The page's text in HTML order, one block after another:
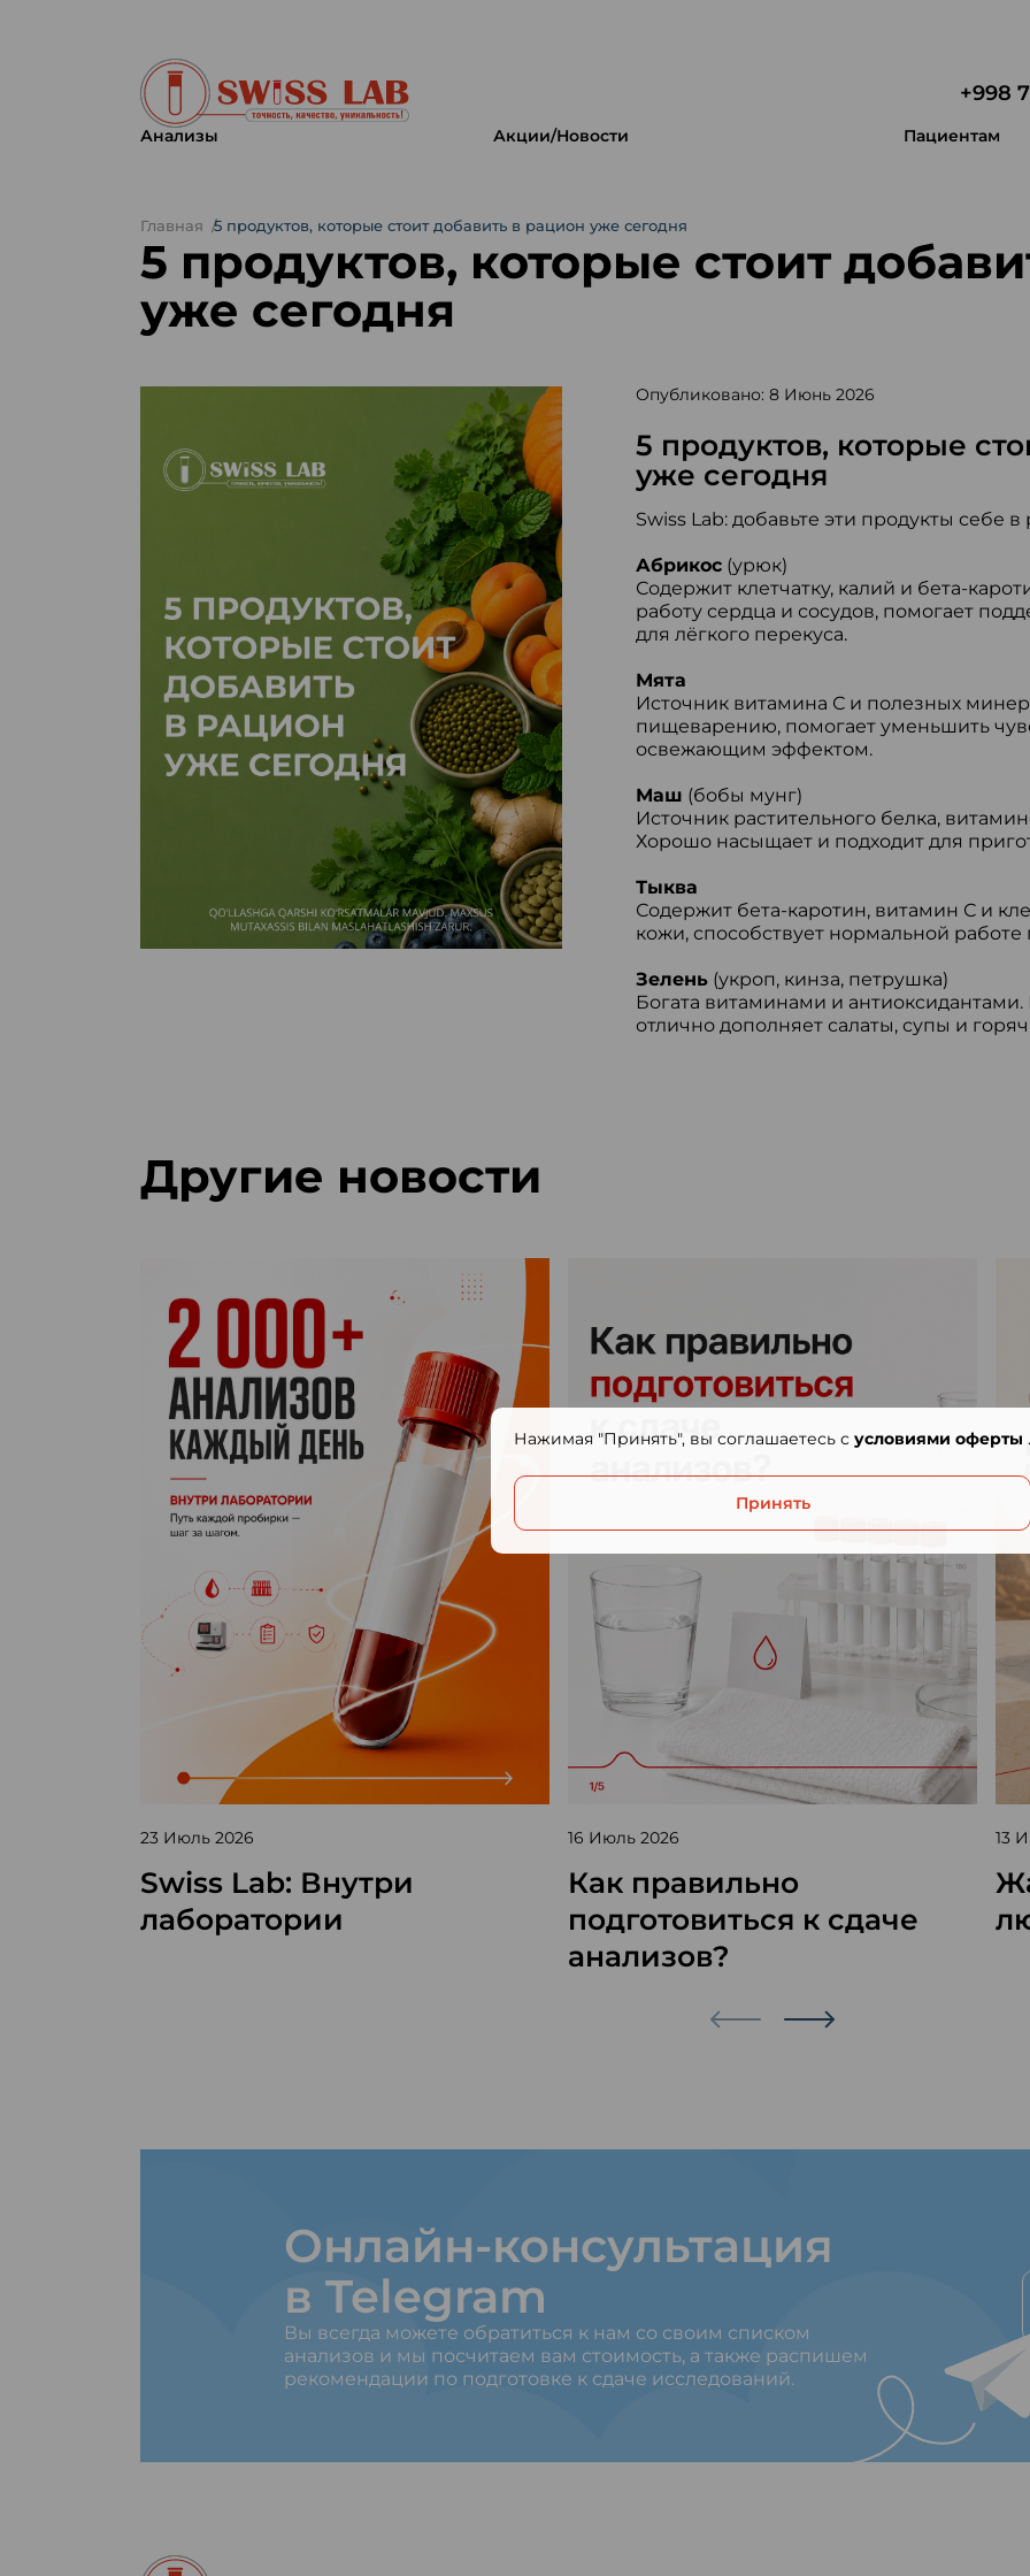
+998
Анализы Акции/Новости Пациентам
Главная 5 продуктов, которые стоит добавить в рацион уже сегодня
5 продуктов, которые стоит
уже сегодня
Опубликовано: 8 Июнь 2026
5 продуктов, которые
уже сегодня
Swiss Lab: добавьте эти продукты себе
Абрикос(урюк)
Содержит клетчатку, калий и бета-
работу сердца и сосудов, помогает
для лёгкого перекуса.
Мята
Источник витамина С и полезных
пищеварению, помогает уменьшить
освежающим эффектом.
Маш (бобы мунг)
Источник растительного белка,
Хорошо насыщает и подходит для
Тыква
Содержит бета-каротин, витамин С и
кожи, способствует нормальной
Зелень(укроп, кинза, петрушка)
Богата витаминами и
отлично дополняет салаты, супы и
Другие новости
23 Июль 2026
Swiss Lab: Внутри
лаборатории
16 Июль 2026
Как правильно
подготовиться к сдаче
анализов?
13
Онлайн-консультация
в Telegram
Вы всегда можете обратиться к нам со своим списком
анализов и мы посчитаем вам стоимость, а также распишем
рекомендации по подготовке к сдаче исследований.
Нажимая "Принять", вы соглашаетесь с условиями оферты .
Принять